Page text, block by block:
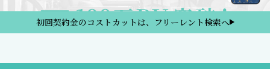
初回契約金のコストカットは、フリーレント検索へ